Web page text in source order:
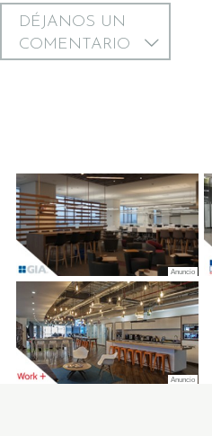
DÉJANOS UN
COMENTARIO